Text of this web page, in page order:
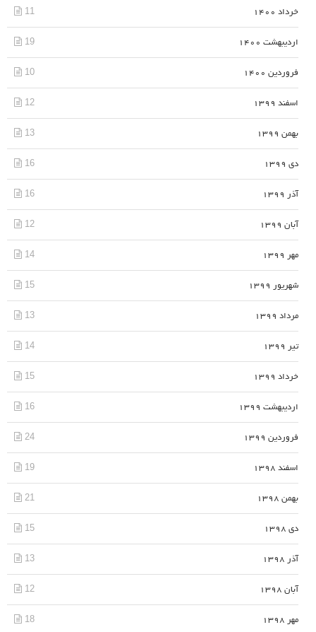
خرداد 1400 11
اردیبهشت 1400 19
فروردین 1400 10
اسفند 1399 12
بهمن 1399 13
دی 1399 16
آذر 1399 16
آبان 1399 12
مهر 1399 14
شهریور 1399 15
مرداد 1399 13
تیر 1399 14
خرداد 1399 15
اردیبهشت 1399 16
فروردین 1399 24
اسفند 1398 19
بهمن 1398 21
دی 1398 15
آذر 1398 13
آبان 1398 12
مهر 1398 18